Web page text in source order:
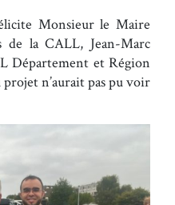
Monsieur le Maire
de la CALL, Jean-Marc
Département et Région
projet n’aurait pas pu voir